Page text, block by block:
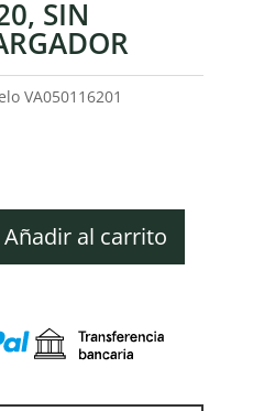
SIN
VA050116201
es:
€.
Añadir al carrito